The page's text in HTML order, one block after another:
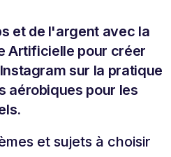
et de l'argent avec la
Artificielle pour créer
sur la pratique
aérobiques pour les
et sujets à choisir